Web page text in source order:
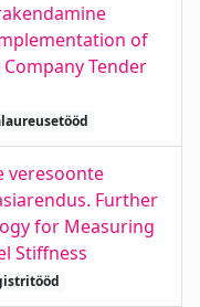
of
Tender
veresoonte
Further
for Measuring
Stiffness